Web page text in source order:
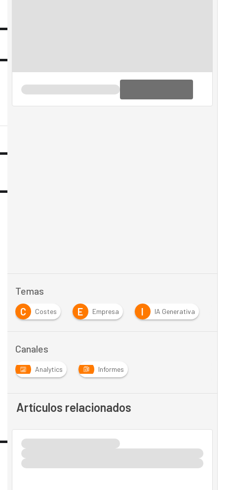
Temas
C Costes E Empresa I IA Generativa
Canales
Analytics Informes
Artículos relacionados